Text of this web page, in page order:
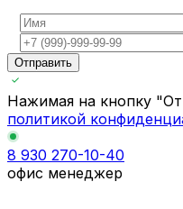
Отправить
Нажимая на кнопку
политикой
8 930 270-10-40
офис менеджер